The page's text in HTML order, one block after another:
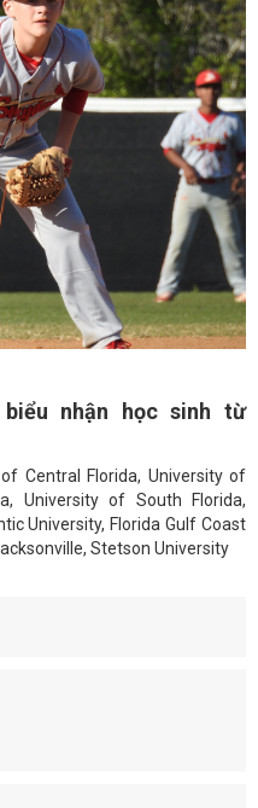
nhận học sinh từ
Central Florida, University of
University of South Florida,
University, Florida Gulf Coast
Stetson University